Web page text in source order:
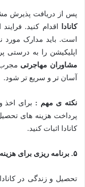
پس از دریافت پذیرش
کانادا
اقدام کنید.
است. باید مدارک مورد
اپلیکیشن را به درستی
مشاوران مهاجرتی مجرب
آسان تر و سریع تر شود.
نکته ی مهم : برای اخذ
پرداخت هزینه های
کانادا اثبات کنید.
۵. برنامه ریزی برای
تحصیل و زندگی در